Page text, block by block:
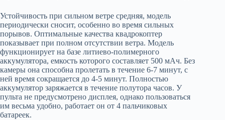
Устойчивость при сильном ветре средняя, модель
периодически сносит, особенно во время сильных
порывов. Оптимальные качества квадрокоптер
показывает при полном отсутствии ветра. Модель
функционирует на базе литиево-полимерного
аккумулятора, емкость которого составляет 500 мАч. Без
камеры она способна пролетать в течение 6-7 минут, с
ней время сокращается до 4-5 минут. Полностью
аккумулятор заряжается в течение полутора часов. У
пульта не предусмотрено дисплея, однако пользоваться
им весьма удобно, работает он от 4 пальчиковых
батареек.